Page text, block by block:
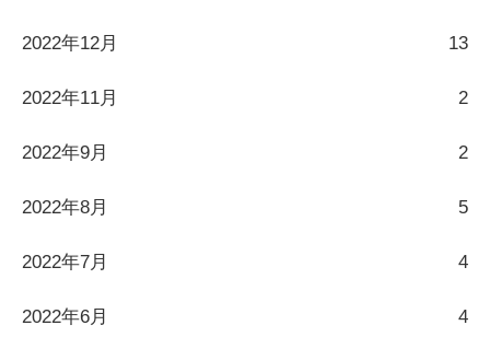
2022年12月 13
2022年11月 2
2022年9月 2
2022年8月 5
2022年7月 4
2022年6月 4